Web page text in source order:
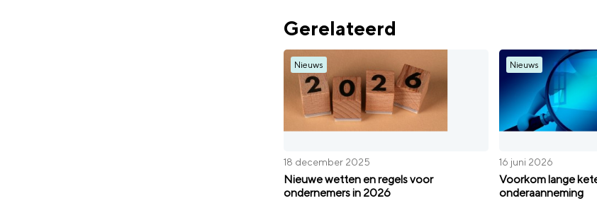
Gerelateerd
Nieuws
18 december 2025
Nieuwe wetten en regels voor
ondernemers in 2026
Nieuws
16 juni 2026
Voorkom lange
onderaanneming